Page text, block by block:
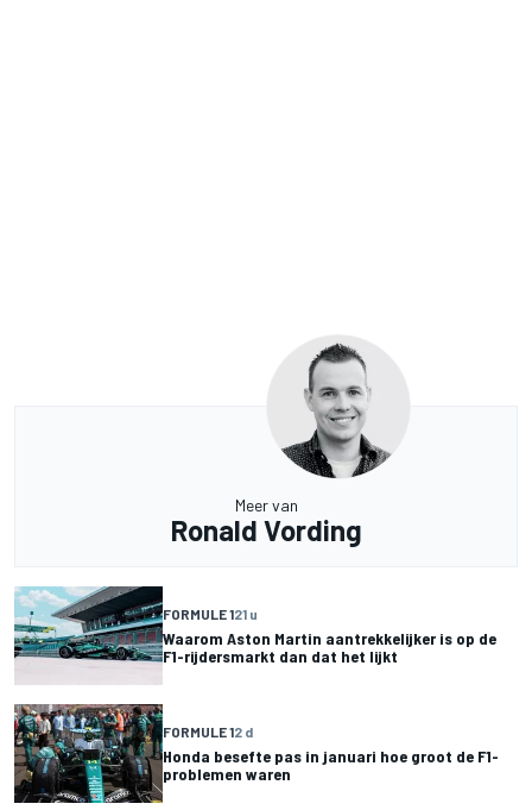
Meer van
Ronald Vording
FORMULE 121 u
Waarom Aston Martin aantrekkelijker is op de
F1-rijdersmarkt dan dat het lijkt
FORMULE 12 d
Honda besefte pas in januari hoe groot de F1-
problemen waren